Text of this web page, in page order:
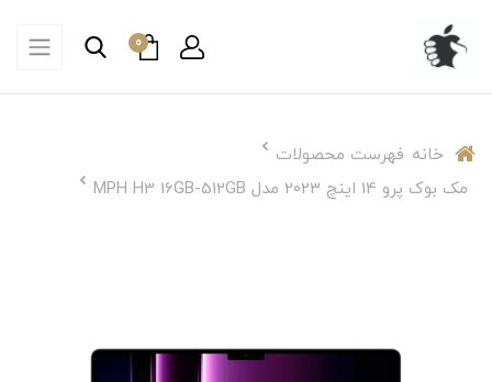
0
خانه فهرست محصولات
مک بوک پرو 14 اینچ 2023 مدل MPH H3 16GB-512GB